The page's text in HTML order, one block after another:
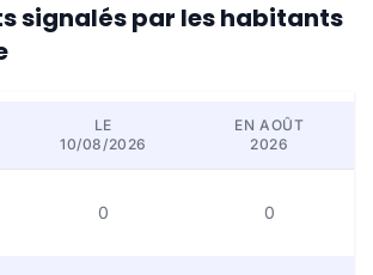
signalés par les habitants
LE
10/08/2026
EN AOÛT
2026
0 0